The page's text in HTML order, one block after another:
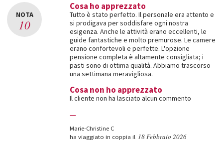
NOTA
10
Cosa ho apprezzato
Tutto è stato perfetto. Il personale era attento e
si prodigava per soddisfare ogni nostra
esigenza. Anche le attività erano eccellenti, le
guide fantastiche e molto premurose. Le camere
erano confortevoli e perfette. L'opzione
pensione completa è altamente consigliata; i
pasti sono di ottima qualità. Abbiamo trascorso
una settimana meravigliosa.
Cosa non ho apprezzato
Il cliente non ha lasciato alcun commento
—
Marie-Christine C
ha viaggiato in coppia il 18 Febbraio 2026